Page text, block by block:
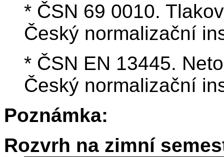
* ČSN 69 0010.
Český normalizační
* ČSN EN 13445.
Český normalizační
Poznámka:
Rozvrh na zimní